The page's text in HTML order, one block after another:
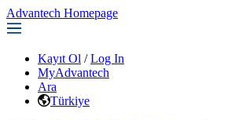
Advantech Homepage
Kayıt Ol / Log In
MyAdvantech
Ara
Türkiye